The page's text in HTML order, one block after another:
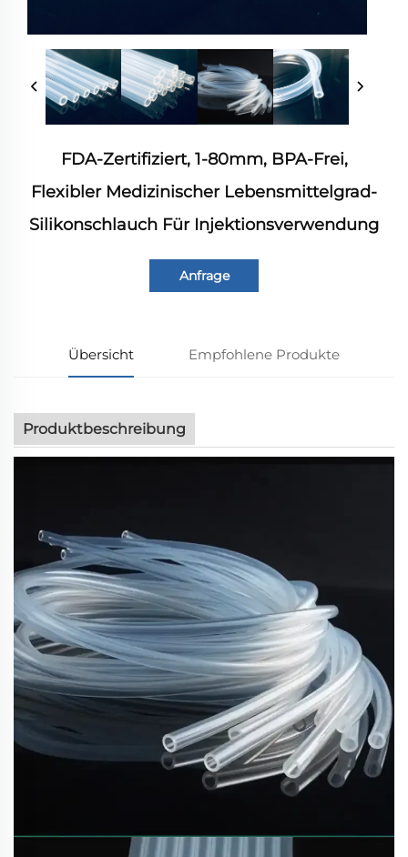
FDA-Zertifiziert, 1-80mm, BPA-Frei,
Flexibler Medizinischer Lebensmittelgrad-
Silikonschlauch Für Injektionsverwendung
Anfrage
Übersicht Empfohlene Produkte
Produktbeschreibung